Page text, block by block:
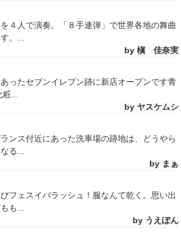
４人で演奏。「８手連弾」で世界各地の舞曲
。...
by 槇 佳奈実
ったセブンイレブン跡に新店オープンです青
...
by ヤスケムシ
ンス付近にあった洗車場の跡地は、どうやら
る...
by まぁ
フェスイバラッシュ！服なんて乾く。思い出
も...
by うえぽん